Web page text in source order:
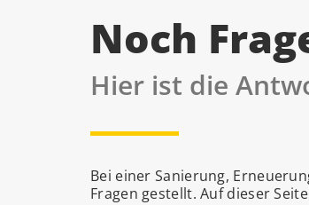
Noch
Hier ist die
Bei einer Sanierung,
Fragen gestellt. Auf dieser